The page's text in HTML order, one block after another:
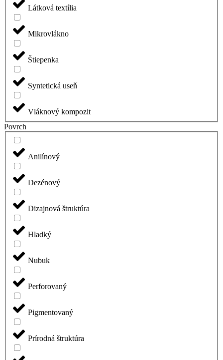
Látková textília
Mikrovlákno
Štiepenka
Syntetická useň
Vláknový kompozit
Povrch
Anilínový
Dezénový
Dizajnová štruktúra
Hladký
Nubuk
Perforovaný
Pigmentovaný
Prírodná štruktúra